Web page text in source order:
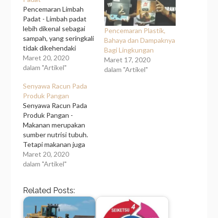
Pencemaran Limbah
Padat - Limbah padat
lebih dikenal sebagai
sampah, yang seringkali
tidak dikehendaki
kehadirannya karena
tidak memiliki nilai
secara kimiawi, limbah
ini terdiri dari bahan
kimia Senyawa organik
dan Senyawa
anorganik. Dengan
konsentrasi dan
kuantitas tertentu,
kehadiran limbah dapat
berdampak negatif
kesehatan…
Maret 20, 2020
dalam "Artikel"
Pencemaran Plastik,
Bahaya dan Dampaknya
Bagi Lingkungan
Maret 17, 2020
dalam "Artikel"
Senyawa Racun Pada
Produk Pangan
Senyawa Racun Pada
Produk Pangan -
Makanan merupakan
sumber nutrisi tubuh.
Tetapi makanan juga
bisa menjadi sumber
petaka. Di dalam bahan
kontaminasi mikroba
banyak terdapat
senyawa beracun.
Maret 20, 2020
dalam "Artikel"
Related Posts: